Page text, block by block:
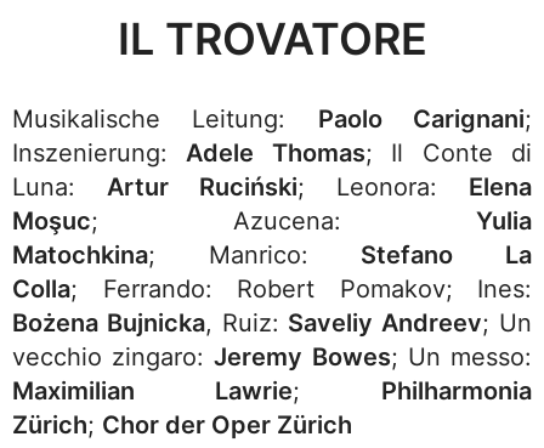
IL TROVATORE
Musikalische Leitung: Paolo Carignani;
Inszenierung: Adele Thomas; Il Conte di
Luna: Artur Ruciński; Leonora: Elena
Moşuc; Azucena: Yulia
Matochkina; Manrico: Stefano La
Colla; Ferrando: Robert Pomakov; Ines:
Bożena Bujnicka, Ruiz: Saveliy Andreev; Un
vecchio zingaro:Jeremy Bowes; Un messo:
Maximilian Lawrie; Philharmonia
Zürich; Chor der Oper Zürich